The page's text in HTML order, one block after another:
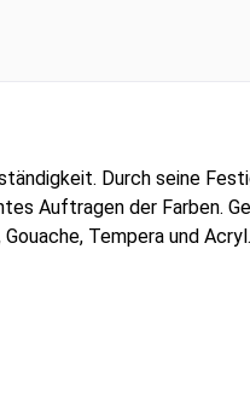
Durch seine
Auftragen der Farben.
Tempera und Acryl.